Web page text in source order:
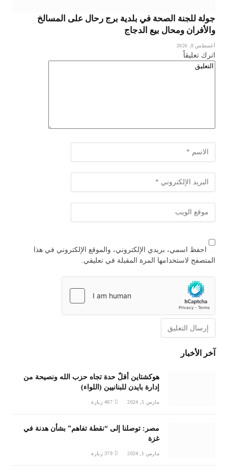
جولة للجنة الصحة في بلدية برج رحال على المسالخ
والأفران ومحال بيع الدجاج
أغسطس 8, 2026
اترك تعليقاً
احفظ اسمي، بريدي الإلكتروني، والموقع الإلكتروني في هذا
المتصفح لاستخدامها المرة المقبلة في تعليقي.
آخر الأخبار
هوكشتاين أقلّ حدة تجاه حزب الله ونصيحة من
إدارة بايدن للبنانيين (اللواء)
مارس 5, 2024 487 زيارة
مصر: توصلنا إلى “نقطة تفاهم” بشأن هدنة في
غزة
مارس 1, 2024 379 زيارة